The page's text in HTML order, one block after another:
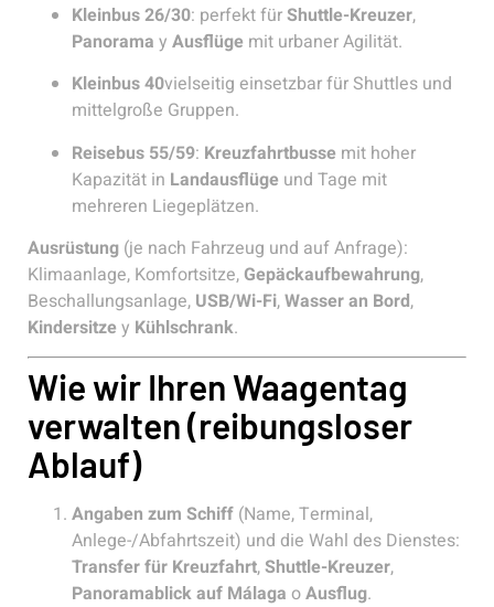
Kleinbus 26/30: perfekt fürShuttle-Kreuzer,
Panorama y Ausflüge mit urbaner Agilität.
Kleinbus 40vielseitig einsetzbar für Shuttles und
mittelgroße Gruppen.
Reisebus 55/59: Kreuzfahrtbusse mit hoher
Kapazität in Landausflüge und Tage mit
mehreren Liegeplätzen.
Ausrüstung (je nach Fahrzeug und auf Anfrage):
Klimaanlage, Komfortsitze,Gepäckaufbewahrung,
Beschallungsanlage, USB/Wi-Fi,Wasser an Bord,
Kindersitze y Kühlschrank.
Wie wir Ihren Waagentag
verwalten (reibungsloser
Ablauf)
Angaben zum Schiff (Name, Terminal,
Anlege-/Abfahrtszeit) und die Wahl des Dienstes:
Transfer für Kreuzfahrt,Shuttle-Kreuzer,
Panoramablick auf Málaga oAusflug.